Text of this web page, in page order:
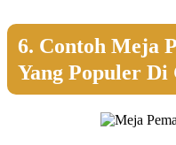
6. Contoh Meja
Yang Populer Di